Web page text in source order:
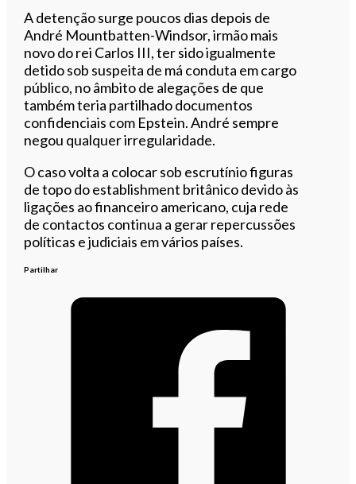
A detenção surge poucos dias depois de
André Mountbatten-Windsor, irmão mais
novo do rei Carlos III, ter sido igualmente
detido sob suspeita de má conduta em cargo
público, no âmbito de alegações de que
também teria partilhado documentos
confidenciais com Epstein. André sempre
negou qualquer irregularidade.
O caso volta a colocar sob escrutínio figuras
de topo do establishment britânico devido às
ligações ao financeiro americano, cuja rede
de contactos continua a gerar repercussões
políticas e judiciais em vários países.
Partilhar